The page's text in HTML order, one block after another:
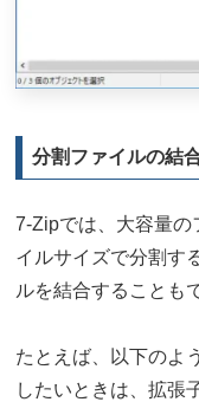
分割ファイルの結
7-Zipでは、大容量の
イルサイズで分割す
ルを結合することも
たとえば、以下のよ
したいときは、拡張